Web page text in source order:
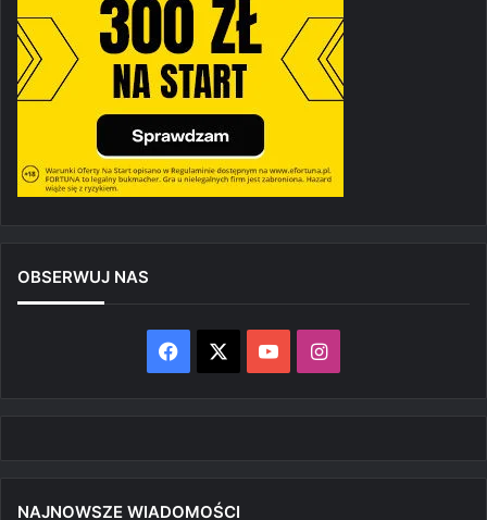
OBSERWUJ NAS
Facebook YouTubeInstagram
NAJNOWSZE WIADOMOŚCI